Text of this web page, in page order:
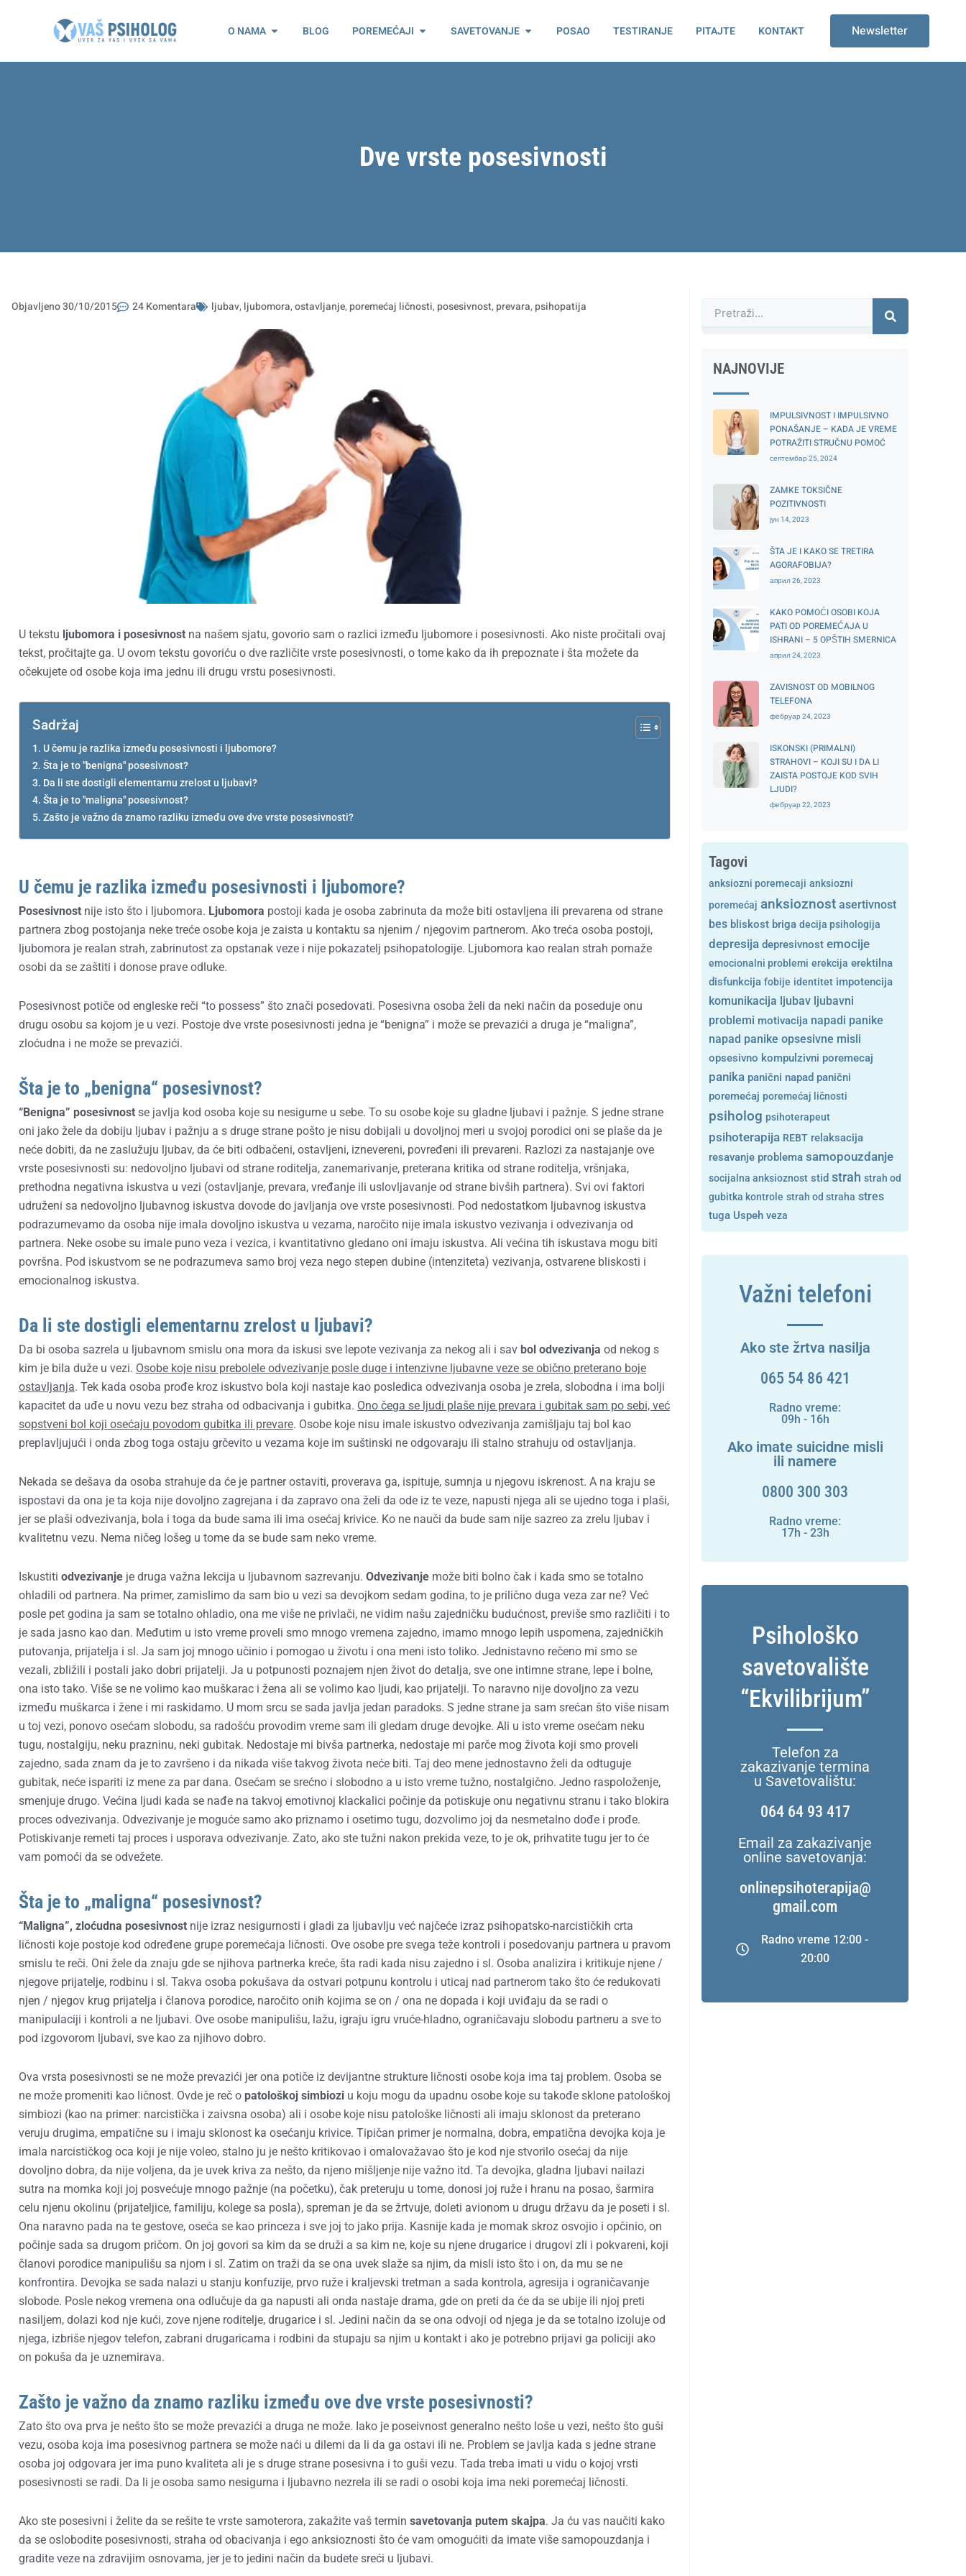
O NAMA Open O nama
BLOG POREMEĆAJI Open Poremećaji
SAVETOVANJE Open Savetovanje
POSAO TESTIRANJE PITAJTE KONTAKT Newsletter
Dve vrste posesivnosti
Objavljeno30/10/2015 24 Komentara ljubav, ljubomora,ostavljanje, poremećaj ličnosti, posesivnost, prevara, psihopatija
U tekstu ljubomora i posesivnost na našem sjatu, govorio sam o razlici između ljubomore i posesivnosti. Ako niste pročitali ovaj
tekst, pročitajte ga. U ovom tekstu govoriću o dve različite vrste posesivnosti, o tome kako da ih prepoznate i šta možete da
očekujete od osobe koja ima jednu ili drugu vrstu posesivnosti.
Sadržaj
U čemu je razlika između posesivnosti i ljubomore?
Šta je to "benigna" posesivnost?
Da li ste dostigli elementarnu zrelost u ljubavi?
Šta je to "maligna" posesivnost?
Zašto je važno da znamo razliku između ove dve vrste posesivnosti?
U čemu je razlika između posesivnosti i ljubomore?
Posesivnost nije isto što i ljubomora. Ljubomora postoji kada je osoba zabrinuta da može biti ostavljena ili prevarena od strane
partnera zbog postojanja neke treće osobe koja je zaista u kontaktu sa njenim / njegovim partnerom. Ako treća osoba postoji,
ljubomora je realan strah, zabrinutost za opstanak veze i nije pokazatelj psihopatologije. Ljubomora kao realan strah pomaže
osobi da se zaštiti i donose prave odluke.
Posesivnost potiče od engleske reči “to possess” što znači posedovati. Posesivna osoba želi da neki način da poseduje onu
drugu osobu sa kojom je u vezi. Postoje dve vrste posesivnosti jedna je “benigna” i može se prevazići a druga je “maligna”,
zloćudna i ne može se prevazići.
Šta je to „benigna“ posesivnost?
“Benigna” posesivnost se javlja kod osoba koje su nesigurne u sebe. To su osobe koje su gladne ljubavi i pažnje. S jedne strane
oni jako žele da dobiju ljubav i pažnju a s druge strane pošto je nisu dobijali u dovoljnoj meri u svojoj porodici oni se plaše da je
neće dobiti, da ne zaslužuju ljubav, da će biti odbačeni, ostavljeni, iznevereni, povređeni ili prevareni. Razlozi za nastajanje ove
vrste posesivnosti su: nedovoljno ljubavi od strane roditelja, zanemarivanje, preterana kritika od strane roditelja, vršnjaka,
prethodna negativna iskustva u vezi (ostavljanje, prevara, vređanje ili uslovljavanje od strane bivših partnera). Svi ovi faktori
udruženi sa nedovoljno ljubavnog iskustva dovode do javljanja ove vrste posesivnosti. Pod nedostatkom ljubavnog iskustva
podrazumevamo da osoba nije imala dovoljno iskustva u vezama, naročito nije imala iskustvo vezivanja i odvezivanja od
partnera. Neke osobe su imale puno veza i vezica, i kvantitativno gledano oni imaju iskustva. Ali većina tih iskustava mogu biti
površna. Pod iskustvom se ne podrazumeva samo broj veza nego stepen dubine (intenziteta) vezivanja, ostvarene bliskosti i
emocionalnog iskustva.
Da li ste dostigli elementarnu zrelost u ljubavi?
Da bi osoba sazrela u ljubavnom smislu ona mora da iskusi sve lepote vezivanja za nekog ali i sav bol odvezivanja od nekog s
kim je bila duže u vezi. Osobe koje nisu prebolele odvezivanje posle duge i intenzivne ljubavne veze se obično preterano boje
ostavljanja. Tek kada osoba prođe kroz iskustvo bola koji nastaje kao posledica odvezivanja osoba je zrela, slobodna i ima bolji
kapacitet da uđe u novu vezu bez straha od odbacivanja i gubitka. Ono čega se ljudi plaše nije prevara i gubitak sam po sebi, već
sopstveni bol koji osećaju povodom gubitka ili prevare. Osobe koje nisu imale iskustvo odvezivanja zamišljaju taj bol kao
preplavljujući i onda zbog toga ostaju grčevito u vezama koje im suštinski ne odgovaraju ili stalno strahuju od ostavljanja.
Nekada se dešava da osoba strahuje da će je partner ostaviti, proverava ga, ispituje, sumnja u njegovu iskrenost. A na kraju se
ispostavi da ona je ta koja nije dovoljno zagrejana i da zapravo ona želi da ode iz te veze, napusti njega ali se ujedno toga i plaši,
jer se plaši odvezivanja, bola i toga da bude sama ili ima osećaj krivice. Ko ne nauči da bude sam nije sazreo za zrelu ljubav i
kvalitetnu vezu. Nema ničeg lošeg u tome da se bude sam neko vreme.
Iskustiti odvezivanje je druga važna lekcija u ljubavnom sazrevanju. Odvezivanje može biti bolno čak i kada smo se totalno
ohladili od partnera. Na primer, zamislimo da sam bio u vezi sa devojkom sedam godina, to je prilično duga veza zar ne? Već
posle pet godina ja sam se totalno ohladio, ona me više ne privlači, ne vidim našu zajedničku budućnost, previše smo različiti i to
je sada jasno kao dan. Međutim u isto vreme proveli smo mnogo vremena zajedno, imamo mnogo lepih uspomena, zajedničkih
putovanja, prijatelja i sl. Ja sam joj mnogo učinio i pomogao u životu i ona meni isto toliko. Jednistavno rečeno mi smo se
vezali, zbližili i postali jako dobri prijatelji. Ja u potpunosti poznajem njen život do detalja, sve one intimne strane, lepe i bolne,
ona isto tako. Više se ne volimo kao muškarac i žena ali se volimo kao ljudi, kao prijatelji. To naravno nije dovoljno za vezu
između muškarca i žene i mi raskidamo. U mom srcu se sada javlja jedan paradoks. S jedne strane ja sam srećan što više nisam
u toj vezi, ponovo osećam slobodu, sa radošću provodim vreme sam ili gledam druge devojke. Ali u isto vreme osećam neku
tugu, nostalgiju, neku prazninu, neki gubitak. Nedostaje mi bivša partnerka, nedostaje mi parče mog života koji smo proveli
zajedno, sada znam da je to završeno i da nikada više takvog života neće biti. Taj deo mene jednostavno želi da odtuguje
gubitak, neće ispariti iz mene za par dana. Osećam se srećno i slobodno a u isto vreme tužno, nostalgično. Jedno raspoloženje,
smenjuje drugo. Većina ljudi kada se nađe na takvoj emotivnoj klackalici počinje da potiskuje onu negativnu stranu i tako blokira
proces odvezivanja. Odvezivanje je moguće samo ako priznamo i osetimo tugu, dozvolimo joj da nesmetalno dođe i prođe.
Potiskivanje remeti taj proces i usporava odvezivanje. Zato, ako ste tužni nakon prekida veze, to je ok, prihvatite tugu jer to će
vam pomoći da se odvežete.
Šta je to „maligna“ posesivnost?
“Maligna”, zloćudna posesivnost nije izraz nesigurnosti i gladi za ljubavlju već najčeće izraz psihopatsko-narcističkih crta
ličnosti koje postoje kod određene grupe poremećaja ličnosti. Ove osobe pre svega teže kontroli i posedovanju partnera u pravom
smislu te reči. Oni žele da znaju gde se njihova partnerka kreće, šta radi kada nisu zajedno i sl. Osoba analizira i kritikuje njene /
njegove prijatelje, rodbinu i sl. Takva osoba pokušava da ostvari potpunu kontrolu i uticaj nad partnerom tako što će redukovati
njen / njegov krug prijatelja i članova porodice, naročito onih kojima se on / ona ne dopada i koji uviđaju da se radi o
manipulaciji i kontroli a ne ljubavi. Ove osobe manipulišu, lažu, igraju igru vruće-hladno, ograničavaju slobodu partneru a sve to
pod izgovorom ljubavi, sve kao za njihovo dobro.
Ova vrsta posesivnosti se ne može prevazići jer ona potiče iz devijantne strukture ličnosti osobe koja ima taj problem. Osoba se
ne može promeniti kao ličnost. Ovde je reč o patološkoj simbiozi u koju mogu da upadnu osobe koje su takođe sklone patološkoj
simbiozi (kao na primer: narcistička i zaivsna osoba) ali i osobe koje nisu patološke ličnosti ali imaju sklonost da preterano
veruju drugima, empatične su i imaju sklonost ka osećanju krivice. Tipičan primer je normalna, dobra, empatična devojka koja je
imala narcističkog oca koji je nije voleo, stalno ju je nešto kritikovao i omalovažavao što je kod nje stvorilo osećaj da nije
dovoljno dobra, da nije voljena, da je uvek kriva za nešto, da njeno mišljenje nije važno itd. Ta devojka, gladna ljubavi nailazi
sutra na momka koji joj posvećuje mnogo pažnje (na početku), čak preteruju u tome, donosi joj ruže i hranu na posao, šarmira
celu njenu okolinu (prijateljice, familiju, kolege sa posla), spreman je da se žrtvuje, doleti avionom u drugu državu da je poseti i sl.
Ona naravno pada na te gestove, oseća se kao princeza i sve joj to jako prija. Kasnije kada je momak skroz osvojio i opčinio, on
počinje sada sa drugom pričom. On joj govori sa kim da se druži a sa kim ne, koje su njene drugarice i drugovi zli i pokvareni, koji
članovi porodice manipulišu sa njom i sl. Zatim on traži da se ona uvek slaže sa njim, da misli isto što i on, da mu se ne
konfrontira. Devojka se sada nalazi u stanju konfuzije, prvo ruže i kraljevski tretman a sada kontrola, agresija i ograničavanje
slobode. Posle nekog vremena ona odlučuje da ga napusti ali onda nastaje drama, gde on preti da će da se ubije ili njoj preti
nasiljem, dolazi kod nje kući, zove njene roditelje, drugarice i sl. Jedini način da se ona odvoji od njega je da se totalno izoluje od
njega, izbriše njegov telefon, zabrani drugaricama i rodbini da stupaju sa njim u kontakt i ako je potrebno prijavi ga policiji ako
on pokuša da je uznemirava.
Zašto je važno da znamo razliku između ove dve vrste posesivnosti?
Zato što ova prva je nešto što se može prevazići a druga ne može. Iako je poseivnost generalno nešto loše u vezi, nešto što guši
vezu, osoba koja ima posesivnog partnera se može naći u dilemi da li da ga ostavi ili ne. Problem se javlja kada s jedne strane
osoba joj odgovara jer ima puno kvaliteta ali je s druge strane posesivna i to guši vezu. Tada treba imati u vidu o kojoj vrsti
posesivnosti se radi. Da li je osoba samo nesigurna i ljubavno nezrela ili se radi o osobi koja ima neki poremećaj ličnosti.
Ako ste posesivni i želite da se rešite te vrste samoterora, zakažite vaš termin savetovanja putem skajpa. Ja ću vas naučiti kako
da se oslobodite posesivnosti, straha od obacivanja i ego anksioznosti što će vam omogućiti da imate više samopouzdanja i
gradite veze na zdravijim osnovama, jer je to jedini način da budete sreći u ljubavi.
Претрага
NAJNOVIJE
IMPULSIVNOST I IMPULSIVNO
PONAŠANJE – KADA JE VREME
POTRAŽITI STRUČNU POMOĆ
септембар 25, 2024
ZAMKE TOKSIČNE
POZITIVNOSTI
јун 14, 2023
ŠTA JE I KAKO SE TRETIRA
AGORAFOBIJA?
април 26, 2023
KAKO POMOĆI OSOBI KOJA
PATI OD POREMEĆAJA U
ISHRANI – 5 OPŠTIH SMERNICA
април 24, 2023
ZAVISNOST OD MOBILNOG
TELEFONA
фебруар 24, 2023
ISKONSKI (PRIMALNI)
STRAHOVI – KOJI SU I DA LI
ZAISTA POSTOJE KOD SVIH
LJUDI?
фебруар 22, 2023
Tagovi
anksiozni poremecaji anksiozni
poremećaj anksioznost asertivnost
bes bliskost briga decija psihologija
depresija depresivnost emocije
emocionalni problemi erekcija erektilna
disfunkcija fobije identitet impotencija
komunikacija ljubav ljubavni
problemi motivacija napadi panike
napad panike opsesivne misli
opsesivno kompulzivni poremecaj
panika panični napad panični
poremećaj poremećaj ličnosti
psiholog psihoterapeut
psihoterapija REBT relaksacija
resavanje problema samopouzdanje
socijalna anksioznost stid strah strah od
gubitka kontrole strah od straha stres
tuga Uspeh veza
Važni telefoni
Ako ste žrtva nasilja
065 54 86 421
Radno vreme:
09h - 16h
Ako imate suicidne misli
ili namere
0800 300 303
Radno vreme:
17h - 23h
Psihološko
savetovalište
“Ekvilibrijum”
Telefon za
zakazivanje termina
u Savetovalištu:
064 64 93 417
Email za zakazivanje
online savetovanja:
onlinepsihoterapija@
gmail.com
Radno vreme 12:00 -
20:00